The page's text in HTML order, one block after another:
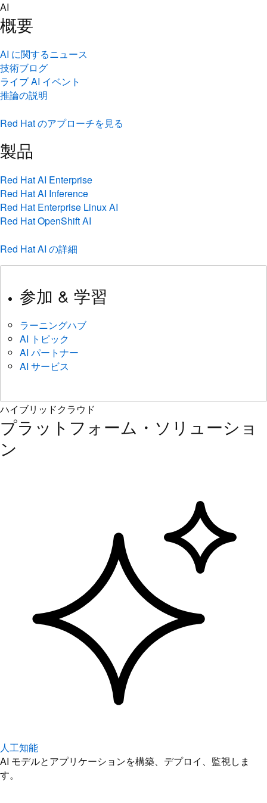
Skip
to
content
AI
概要
AI に関するニュース
技術ブログ
ライブ AI イベント
推論の説明
Red Hat のアプローチを見る
製品
Red Hat AI Enterprise
Red Hat AI Inference
Red Hat Enterprise Linux AI
Red Hat OpenShift AI
Red Hat AI の詳細
参加 & 学習
ラーニングハブ
AI トピック
AI パートナー
AI サービス
ハイブリッドクラウド
プラットフォーム・ソリューショ
ン
人工知能
AI モデルとアプリケーションを構築、デプロイ、監視しま
す。